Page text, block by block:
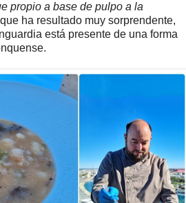
propio a base de pulpo a la
ha resultado muy sorprendente,
está presente de una forma